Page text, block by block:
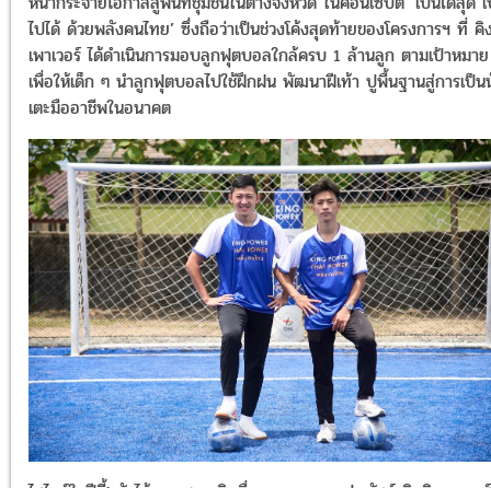
ไปได้ ด้วยพลังคนไทย’ ซึ่งถือว่าเป็นช่วงโค้งสุดท้ายของโครงการฯ ที่ คิ
เพาเวอร์ ได้ดำเนินการมอบลูกฟุตบอลใกล้ครบ 1 ล้านลูก ตามเป้าหมาย
เพื่อให้เด็ก ๆ นำลูกฟุตบอลไปใช้ฝึกฝน พัฒนาฝีเท้า ปูพื้นฐานสู่การเป็
เตะมืออาชีพในอนาคต